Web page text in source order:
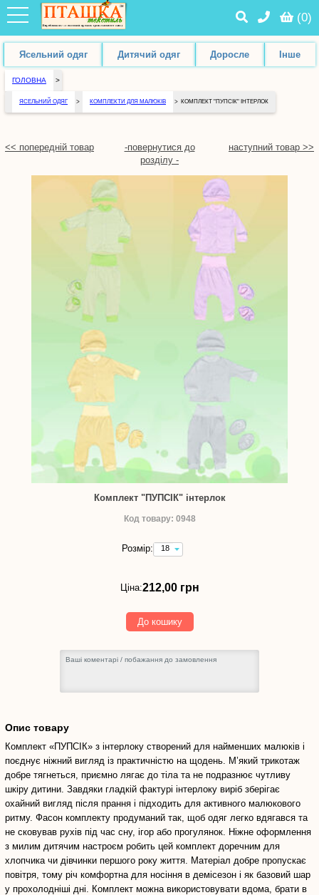
(0)
Ясельний одяг Дитячий одяг Доросле Інше
ГОЛОВНА >
ЯСЕЛЬНИЙ ОДЯГ > КОМПЛЕКТИ ДЛЯ МАЛЮКІВ > КОМПЛЕКТ "ПУПСІК" ІНТЕРЛОК
<< попередній товар
-повернутися до
розділу -
наступний товар >>
Комплект "ПУПСІК" інтерлок
Код товару: 0948
Розмір:
18
(зріст
-
грн
Ціна:212,00 грн
До кошику
Опис товару
Комплект «ПУПСІК» з інтерлоку створений для найменших малюків і
поєднує ніжний вигляд із практичністю на щодень. М’який трикотаж
добре тягнеться, приємно лягає до тіла та не подразнює чутливу
шкіру дитини. Завдяки гладкій фактурі інтерлоку виріб зберігає
охайний вигляд після прання і підходить для активного малюкового
ритму. Фасон комплекту продуманий так, щоб одяг легко вдягався та
не сковував рухів під час сну, ігор або прогулянок. Ніжне оформлення
з милим дитячим настроєм робить цей комплект доречним для
хлопчика чи дівчинки першого року життя. Матеріал добре пропускає
повітря, тому річ комфортна для носіння в демісезон і як базовий шар
у прохолодніші дні. Комплект можна використовувати вдома, брати в